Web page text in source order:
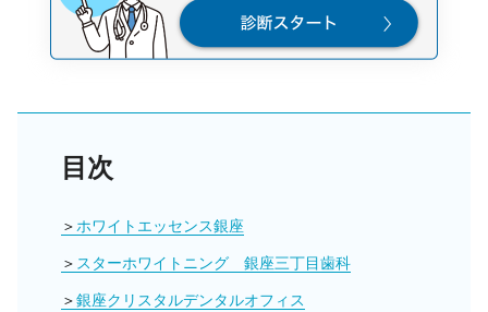
目次
ホワイトエッセンス銀座
スターホワイトニング 銀座三丁目歯科
銀座クリスタルデンタルオフィス